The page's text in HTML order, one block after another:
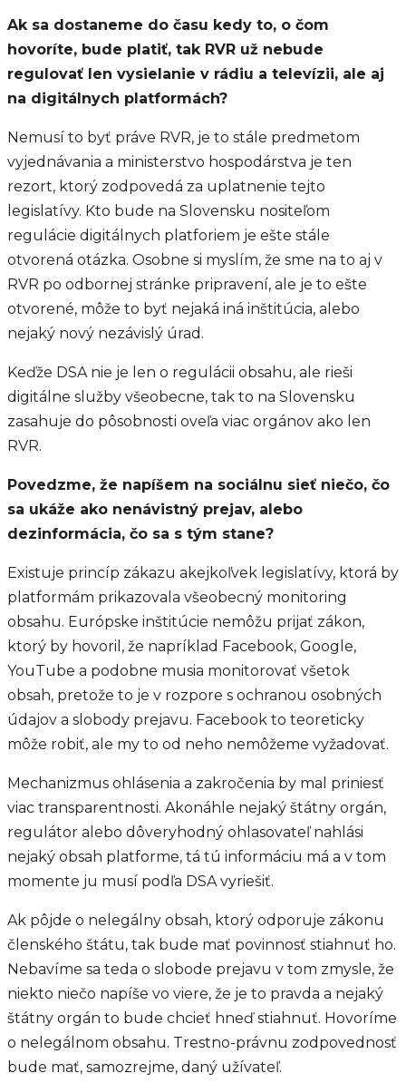
Ak sa dostaneme do času kedy to, o čom
hovoríte, bude platiť, tak RVR už nebude
regulovať len vysielanie v rádiu a televízii, ale aj
na digitálnych platformách?
Nemusí to byť práve RVR, je to stále predmetom
vyjednávania a ministerstvo hospodárstva je ten
rezort, ktorý zodpovedá za uplatnenie tejto
legislatívy. Kto bude na Slovensku nositeľom
regulácie digitálnych platforiem je ešte stále
otvorená otázka. Osobne si myslím, že sme na to aj v
RVR po odbornej stránke pripravení, ale je to ešte
otvorené, môže to byť nejaká iná inštitúcia, alebo
nejaký nový nezávislý úrad.
Keďže DSA nie je len o regulácii obsahu, ale rieši
digitálne služby všeobecne, tak to na Slovensku
zasahuje do pôsobnosti oveľa viac orgánov ako len
RVR.
Povedzme, že napíšem na sociálnu sieť niečo, čo
sa ukáže ako nenávistný prejav, alebo
dezinformácia, čo sa s tým stane?
Existuje princíp zákazu akejkoľvek legislatívy, ktorá by
platformám prikazovala všeobecný monitoring
obsahu. Európske inštitúcie nemôžu prijať zákon,
ktorý by hovoril, že napríklad Facebook, Google,
YouTube a podobne musia monitorovať všetok
obsah, pretože to je v rozpore s ochranou osobných
údajov a slobody prejavu. Facebook to teoreticky
môže robiť, ale my to od neho nemôžeme vyžadovať.
Mechanizmus ohlásenia a zakročenia by mal priniesť
viac transparentnosti. Akonáhle nejaký štátny orgán,
regulátor alebo dôveryhodný ohlasovateľ nahlási
nejaký obsah platforme, tá tú informáciu má a v tom
momente ju musí podľa DSA vyriešiť.
Ak pôjde o nelegálny obsah, ktorý odporuje zákonu
členského štátu, tak bude mať povinnosť stiahnuť ho.
Nebavíme sa teda o slobode prejavu v tom zmysle, že
niekto niečo napíše vo viere, že je to pravda a nejaký
štátny orgán to bude chcieť hneď stiahnuť. Hovoríme
o nelegálnom obsahu. Trestno-právnu zodpovednosť
bude mať, samozrejme, daný užívateľ.